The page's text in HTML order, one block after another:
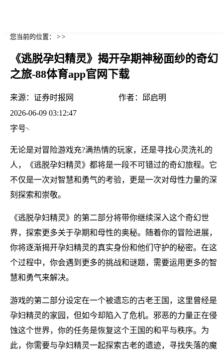
您当前的位置： > >
《逃脱孕妇精灵》揭开孕期神秘面纱的奇幻
之旅-88体育app官网下载
来源： 证券时报网 作者：
邱启明
2026-06-09 03:12:47
字号
无论是对冒险游戏充?满热情的玩家，还是寻找心灵洗礼的
人，《逃脱孕妇精灵》都将是一段不可错过的奇幻旅程。它
不仅是一次对智慧和勇气的考验，更是一次对母性力量的深
刻探索和崇敬。
《逃脱孕妇精灵》的第二部分将带你继续深入这个奇幻世
界，探索更多关于孕期和母性的奥秘。随着你的冒险进展，
你将逐渐揭开孕妇精灵的真实身份和他们守护的秘密。在这
个过程中，你会遇到更多的挑战和谜题，需要运用更多的智
慧和勇气来解决。
游戏的第二部分设定在一个被遗忘的古老王国，这里曾经是
孕妇精灵的家园，但如今却陷入了危机。邪恶的力量正在侵
蚀这个世界，你的任务是恢复这个王国的和平与秩序。为
此，你需要与孕妇精灵一起探索古老的遗迹，寻找失落的魔